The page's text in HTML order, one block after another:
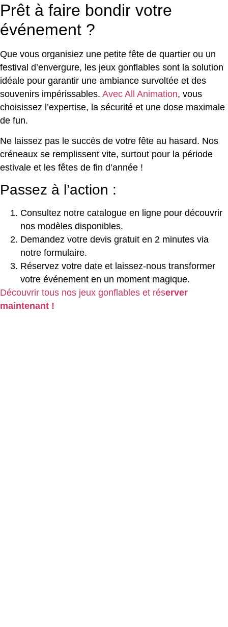
Prêt à faire bondir votre
événement ?
Que vous organisiez une petite fête de quartier ou un
festival d’envergure, les jeux gonflables sont la solution
idéale pour garantir une ambiance survoltée et des
souvenirs impérissables. Avec All Animation, vous
choisissez l’expertise, la sécurité et une dose maximale
de fun.
Ne laissez pas le succès de votre fête au hasard. Nos
créneaux se remplissent vite, surtout pour la période
estivale et les fêtes de fin d’année !
Passez à l’action :
Consultez notre catalogue en ligne pour découvrir
nos modèles disponibles.
Demandez votre devis gratuit en 2 minutes via
notre formulaire.
Réservez votre date et laissez-nous transformer
votre événement en un moment magique.
Découvrir tous nos jeux gonflables et réserver
maintenant !